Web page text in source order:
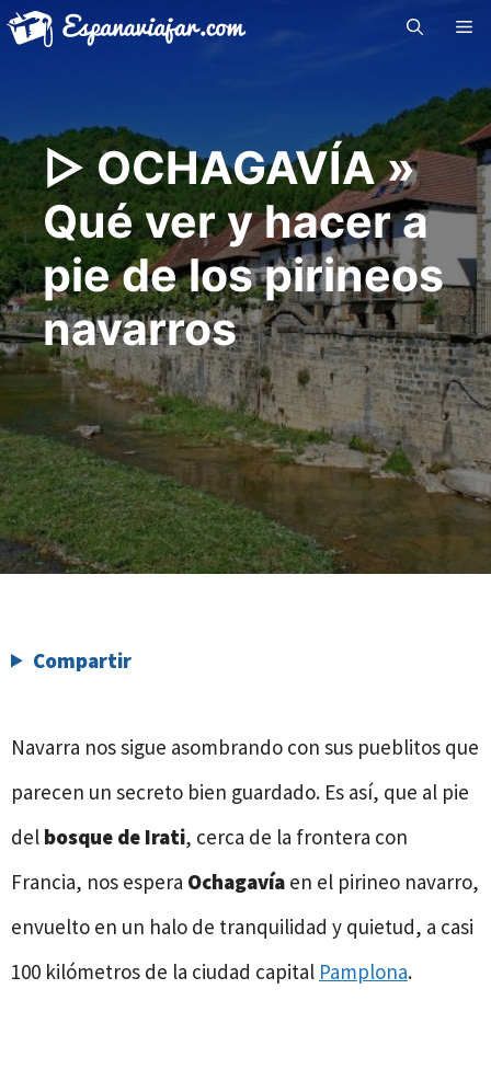
Saltar
▷ OCHAGAVÍA »
Qué ver y hacer a
pie de los pirineos
navarros
Compartir
Navarra nos sigue asombrando con sus pueblitos que
parecen un secreto bien guardado. Es así, que al pie
del bosque de Irati, cerca de la frontera con
Francia, nos espera Ochagavía en el pirineo navarro,
envuelto en un halo de tranquilidad y quietud, a casi
100 kilómetros de la ciudad capital Pamplona.